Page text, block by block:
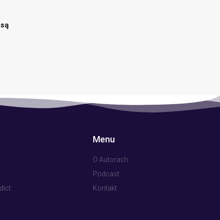
Menu
O Autorach
Podcast
Kontakt